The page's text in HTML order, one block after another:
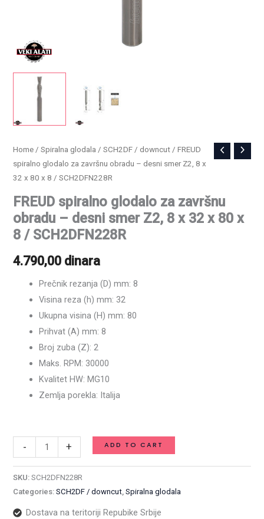
Home /Spiralna glodala /SCH2DF / downcut / FREUD
spiralno glodalo za završnu obradu – desni smer Z2, 8 x
32 x 80 x 8 / SCH2DFN228R
FREUD spiralno glodalo za završnu
obradu – desni smer Z2, 8 x 32 x 80 x
8 / SCH2DFN228R
4.790,00 dinara
Prečnik rezanja (D) mm: 8
Visina reza (h) mm: 32
Ukupna visina (H) mm: 80
Prihvat (A) mm: 8
Broj zuba (Z): 2
Maks. RPM: 30000
Kvalitet HW: MG10
Zemlja porekla: Italija
-
FREUD
spiralno
glodalo
za
završnu
obradu
desni
SCH2DFN228R
+ ADD TO CART
SKU:SCH2DFN228R
Categories:SCH2DF / downcut ,Spiralna glodala
Dostava na teritoriji Repubike Srbije